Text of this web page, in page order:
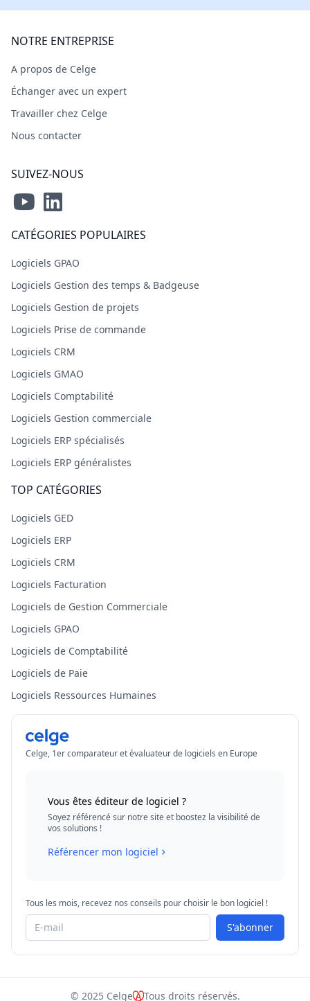
NOTRE ENTREPRISE
A propos de Celge
Échanger avec un expert
Travailler chez Celge
Nous contacter
SUIVEZ-NOUS
CATÉGORIES POPULAIRES
Logiciels GPAO
Logiciels Gestion des temps & Badgeuse
Logiciels Gestion de projets
Logiciels Prise de commande
Logiciels CRM
Logiciels GMAO
Logiciels Comptabilité
Logiciels Gestion commerciale
Logiciels ERP spécialisés
Logiciels ERP généralistes
TOP CATÉGORIES
Logiciels GED
Logiciels ERP
Logiciels CRM
Logiciels Facturation
Logiciels de Gestion Commerciale
Logiciels GPAO
Logiciels de Comptabilité
Logiciels de Paie
Logiciels Ressources Humaines
Celge, 1er comparateur et évaluateur de logiciels en Europe
Vous êtes éditeur de logiciel ?
Soyez référencé sur notre site et boostez la visibilité de
vos solutions !
Référencer mon logiciel
Tous les mois, recevez nos conseils pour choisir le bon logiciel !
S'abonner
© 2025 Celge Tous droits réservés.